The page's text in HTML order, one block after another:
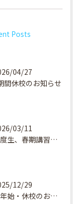
Posts
04/27
間休校のお知らせ
03/11
新年度生、春期講習生 受付中！
12/29
年末年始・休校のお知らせ